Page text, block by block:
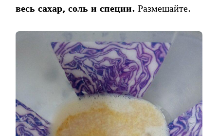
весь сахар, соль и специи. Размешайте.